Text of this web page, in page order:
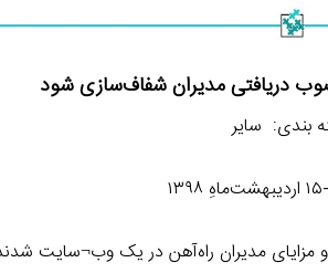
دریافتی مدیران شفاف‌سازی شود
بندی: سایر
و مزایای مدیران راه‌آهن در یک وب¬سایت